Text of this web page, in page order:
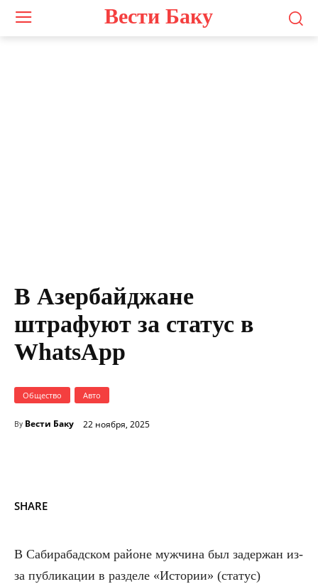
Вести Баку
В Азербайджане
штрафуют за статус в
WhatsApp
Общество Авто
By Вести Баку 22 ноября, 2025
SHARE
В Сабирабадском районе мужчина был задержан из-
за публикации в разделе «Истории» (статус)